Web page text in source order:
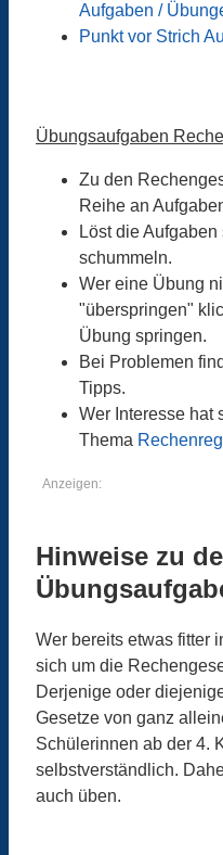
Aufgaben /
Punkt vor Strich
Übungsaufgaben
Zu den
Reihe an
Löst die
schummeln.
Wer eine Übung
"überspringen"
Übung springen.
Bei Problemen
Tipps.
Wer Interesse hat
Thema
Anzeigen:
Hinweise zu
Wer bereits etwas fitter
sich um die
Derjenige oder
Gesetze von ganz
Schülerinnen ab der 4.
selbstverständlich.
auch üben.